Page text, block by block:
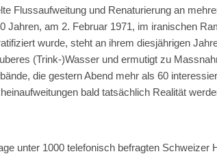
Flussaufweitung und Renaturierung an
Jahren, am 2. Februar 1971, im iranischen
wurde, steht an ihrem diesjährigen
(Trink-)Wasser und ermutigt zu
die gestern Abend mehr als 60
bald tatsächlich Realität
unter 1000 telefonisch befragten Schweizer